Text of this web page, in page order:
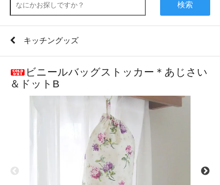
検索
キッチングッズ
ビニールバッグストッカー＊あじさい
＆ドットB